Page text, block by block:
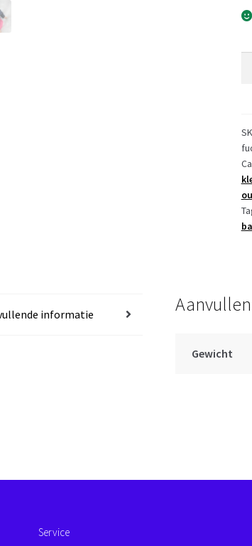
in
informatie
Gewicht
Service